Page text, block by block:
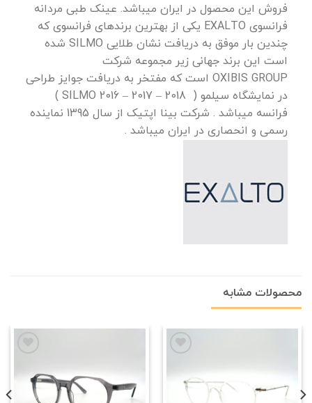
فروش این محصول در ایران میباشد. عینک طبی مردانه
فرانسوی EXALTO یکی از بهترین برندهای فرانسوی که
چندین بار موفق به دریافت نشان طلایی SILMO شده
است این برند جهانی زیر مجموعه شرکت
OXIBIS GROUP است که مفتخر به دریافت جوایز طراحی
در نمایشگاه سیلمو ( 2018 – 2017 – 2016 SILMO )
فرانسه میباشد . شرکت بینا اپتیک از سال 1395 نماینده
رسمی و انحصاری در ایران میباشد .
محصولات مشابه
علاقه
مندی
علاقه
مندی